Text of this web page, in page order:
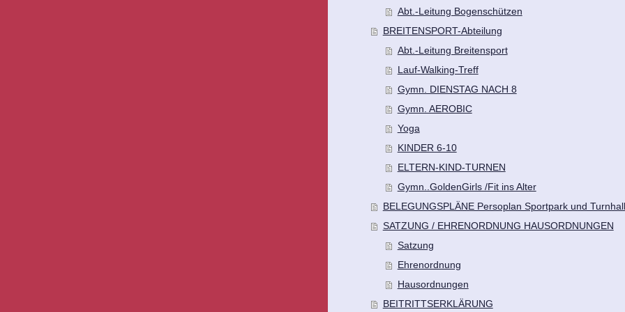
Abt.-Leitung Bogenschützen
BREITENSPORT-Abteilung
Abt.-Leitung Breitensport
Lauf-Walking-Treff
Gymn. DIENSTAG NACH 8
Gymn. AEROBIC
Yoga
KINDER 6-10
ELTERN-KIND-TURNEN
Gymn..GoldenGirls /Fit ins Alter
BELEGUNGSPLÄNE Persoplan Sportpark und
SATZUNG / EHRENORDNUNG HAUSORDNUNGEN
Satzung
Ehrenordnung
Hausordnungen
BEITRITTSERKLÄRUNG